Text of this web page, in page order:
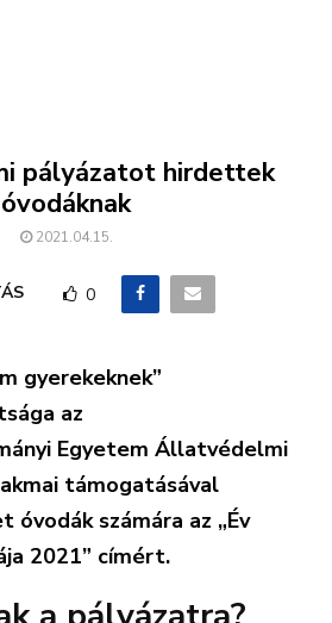
pályázatot hirdettek
óvodáknak
2021.04.15.
0
gyerekeknek”
az
Egyetem Állatvédelmi
támogatásával
számára az „Év
2021” címért.